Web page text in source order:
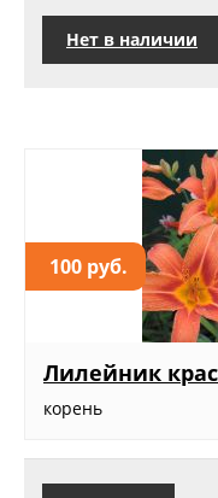
Нет в наличии
100 руб.
Лилейник
корень